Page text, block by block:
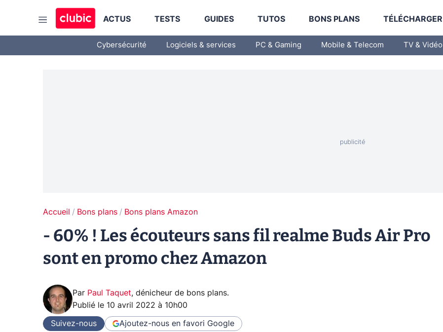
ACTUS TESTS GUIDES TUTOS BONS PLANS TÉLÉCHARGER
Cybersécurité Logiciels & services PC & Gaming Mobile & Telecom TV & Vidéo
Accueil Bons plans Bons plans Amazon
- 60% ! Les écouteurs sans fil realme Buds Air Pro
sont en promo chez Amazon
Par Paul Taquet, dénicheur de bons plans.
Publié le 10 avril 2022 à 10h00
Suivez-nous Ajoutez-nous en favori Google